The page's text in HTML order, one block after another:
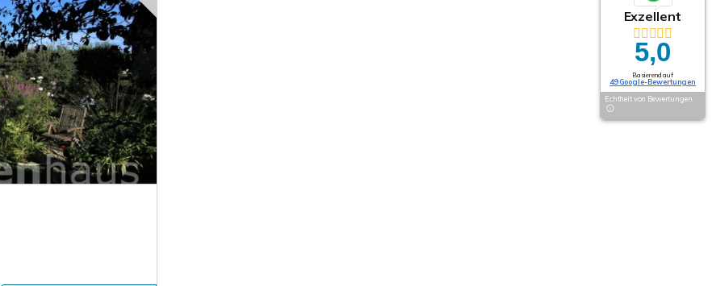
Exzellent
5,0
Basierend auf
49 Google-Bewertungen
Echtheit von Bewertungen